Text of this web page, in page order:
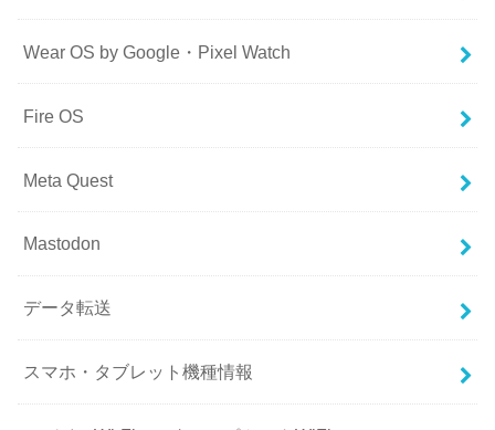
Wear OS by Google・Pixel Watch
Fire OS
Meta Quest
Mastodon
データ転送
スマホ・タブレット機種情報